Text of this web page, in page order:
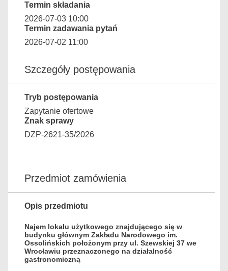
Termin składania
2026-07-03 10:00
Termin zadawania pytań
2026-07-02 11:00
Szczegóły postępowania
Tryb postępowania
Zapytanie ofertowe
Znak sprawy
DZP-2621-35/2026
Przedmiot zamówienia
Opis przedmiotu
Najem lokalu użytkowego znajdującego się w
budynku głównym Zakładu Narodowego im.
Ossolińskich położonym przy ul. Szewskiej 37 we
Wrocławiu przeznaczonego na działalność
gastronomiczną